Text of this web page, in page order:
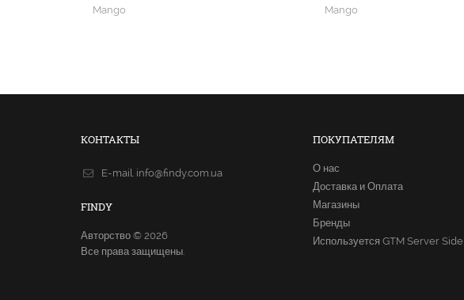
Mango Mango
КОНТАКТЫ
E-mail. info@findy.com.ua
FINDY
Авторство © 2026
Все права защищены.
ПОКУПАТЕЛЯМ
О нас
Доставка и Оплата
Магазины
Бренды
Используется GTM Server Side